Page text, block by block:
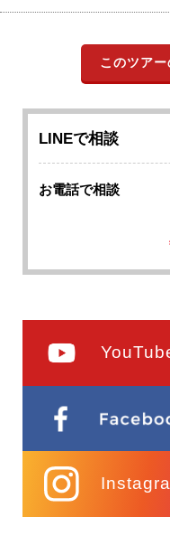
このツア
LINEで相談
お電話で相談